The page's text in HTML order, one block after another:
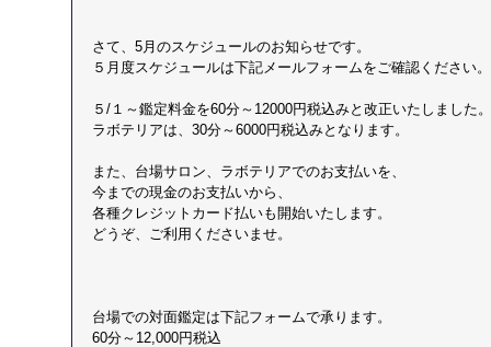
さて、5月のスケジュールのお知らせです。
５月度スケジュールは下記メールフォームをご確認ください。
５/１～鑑定料金を60分～12000円税込みと改正いたしました。
ラボテリアは、30分～6000円税込みとなります。
また、台場サロン、ラボテリアでのお支払いを、
今までの現金のお支払いから、
各種クレジットカード払いも開始いたします。
どうぞ、ご利用くださいませ。
台場での対面鑑定は下記フォームで承ります。
60分～12,000円税込